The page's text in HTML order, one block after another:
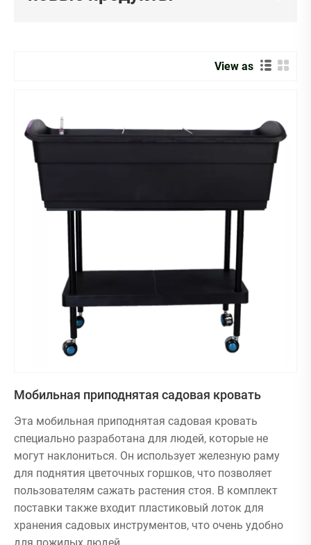
только приносит пользу окружающей среде, но также
окружающей среды, Green Living превратилась из
технологиями, разработанными для экологически
сознательных потребителей.
Почему стоит выбрать «Зеленую жизнь»?
Улучшает самочувствие: Растения улучшают
качество воздуха, уменьшают стресс и повышают
производительность.
Решения для экономии места: идеально подходят
для квартир, офисов и небольших территорий, где
традиционное садоводство невозможно.
Устойчивый образ жизни: выращивайте собственные
травы, цветы или овощи, сокращая выбросы
углекислого газа.
Обеспечьте более экологичное и здоровое будущее,
по одному растению за раз. Благодаря нашим умным
и стильным решениям вы сможете наслаждаться
благами природы, где бы вы ни жили.
Начните свое путешествие по «Зеленой жизни»
сегодня!
Наша продукция Green Living состоит из четырех
View as
Мобильная приподнятая садовая кровать
Эта мобильная приподнятая садовая кровать
специально разработана для людей, которые не
могут наклониться. Он использует железную раму
для поднятия цветочных горшков, что позволяет
пользователям сажать растения стоя. В комплект
поставки также входит пластиковый лоток для
хранения садовых инструментов, что очень удобно
для пожилых людей.